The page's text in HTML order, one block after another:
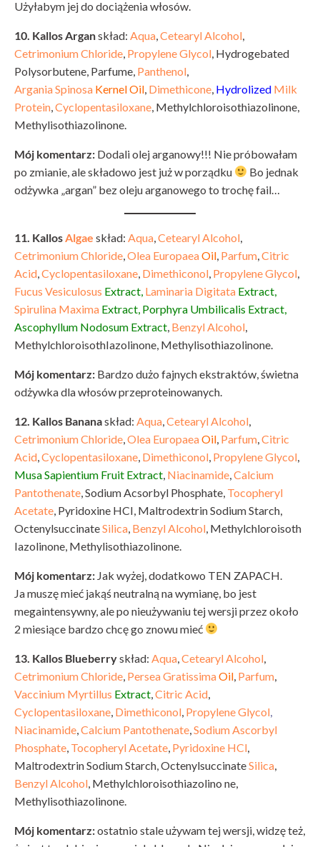
Użyłabym jej do dociążenia włosów.
10. Kallos Arganskład: Aqua Cetearyl Alcohol
Cetrimonium Chloride Propylene Glycol , Hydrogebated
Polysorbutene, Parfume, Panthenol
Argania Spinosa Kernel Oil Dimethicone Hydrolized Milk
Protein Cyclopentasiloxane , Methylchloroisothiazolinone,
Methylisothiazolinone.
Mój komentarz: Dodali olej arganowy!!! Nie próbowałam
po zmianie, ale składowo jest już w porządku
Bo jednak
odżywka „argan” bez oleju arganowego to trochę fail…
11. Kallos Algae skład: Aqua Cetearyl Alcohol
Cetrimonium Chloride Olea EuropaeaOil Parfum Citric
Acid Cyclopentasiloxane Dimethiconol Propylene Glycol
Fucus Vesiculosus Extract, Laminaria Digitata Extract,
Spirulina Maxima Extract, Porphyra Umbilicalis Extract,
Ascophyllum Nodosum Extract Benzyl Alcohol
MethylchloroisothIazolinone, Methylisothiazolinone.
Mój komentarz: Bardzo dużo fajnych ekstraktów, świetna
odżywka dla włosów przeproteinowanych.
12. Kallos Bananaskład: Aqua Cetearyl Alcohol
Cetrimonium Chloride Olea EuropaeaOil Parfum Citric
Acid Cyclopentasiloxane Dimethiconol Propylene Glycol
Musa Sapientium Fruit Extract Niacinamide Calcium
Pantothenate , Sodium Acsorbyl Phosphate, Tocopheryl
Acetate , Pyridoxine HCI, Maltrodextrin Sodium Starch,
OctenylsuccinateSilica Benzyl Alcohol , Methylchloroisoth
Iazolinone, Methylisothiazolinone.
Mój komentarz: Jak wyżej, dodatkowo TEN ZAPACH.
Ja muszę mieć jakąś neutralną na wymianę, bo jest
megaintensywny, ale po nieużywaniu tej wersji przez około
2 miesiące bardzo chcę go znowu mieć
13. Kallos Blueberryskład: Aqua Cetearyl Alcohol
Cetrimonium Chloride Persea GratissimaOil Parfum
Vaccinium Myrtillus Extract Citric Acid
Cyclopentasiloxane Dimethiconol Propylene Glycol
Niacinamide Calcium Pantothenate Sodium Ascorbyl
Phosphate Tocopheryl Acetate Pyridoxine HCl
Maltrodextrin Sodium Starch, OctenylsuccinateSilica
Benzyl Alcohol , Methylchloroisothiazolino ne,
Methylisothiazolinone.
Mój komentarz:ostatnio stale używam tej wersji, widzę też,